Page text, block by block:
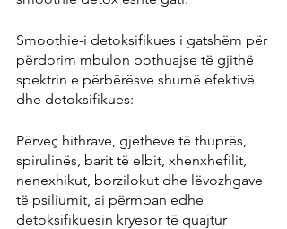
Smoothie-i detoksifikues i gatshëm për
përdorim mbulon pothuajse të gjithë
spektrin e përbërësve shumë efektivë
dhe detoksifikues:
Përveç hithrave, gjetheve të thuprës,
spirulinës, barit të elbit, xhenxhefilit,
nenexhikut, borzilokut dhe lëvozhgave
të psiliumit, ai përmban edhe
detoksifikuesin kryesor të quajtur